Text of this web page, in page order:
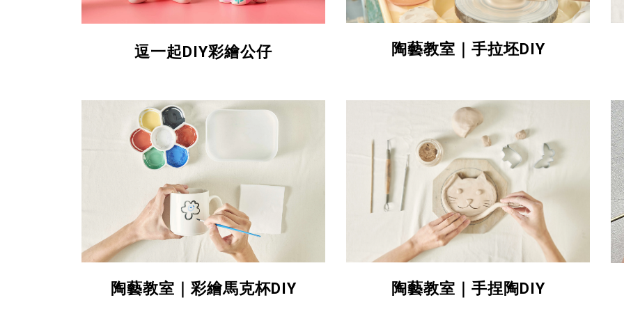
逗一起DIY彩繪公仔 陶藝教室｜手拉坯DIY
陶藝教室｜彩繪馬克杯DIY 陶藝教室｜手捏陶DIY